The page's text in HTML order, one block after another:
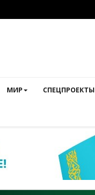
МИР СПЕЦПРОЕКТЫ